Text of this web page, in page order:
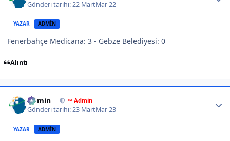
Gönderi tarihi:22 MartMar 22
YAZAR ADMIN
Fenerbahçe Medicana: 3 - Gebze Belediyesi: 0
Alıntı
Admin ™ Admin
Gönderi tarihi:23 MartMar 23
YAZAR ADMIN